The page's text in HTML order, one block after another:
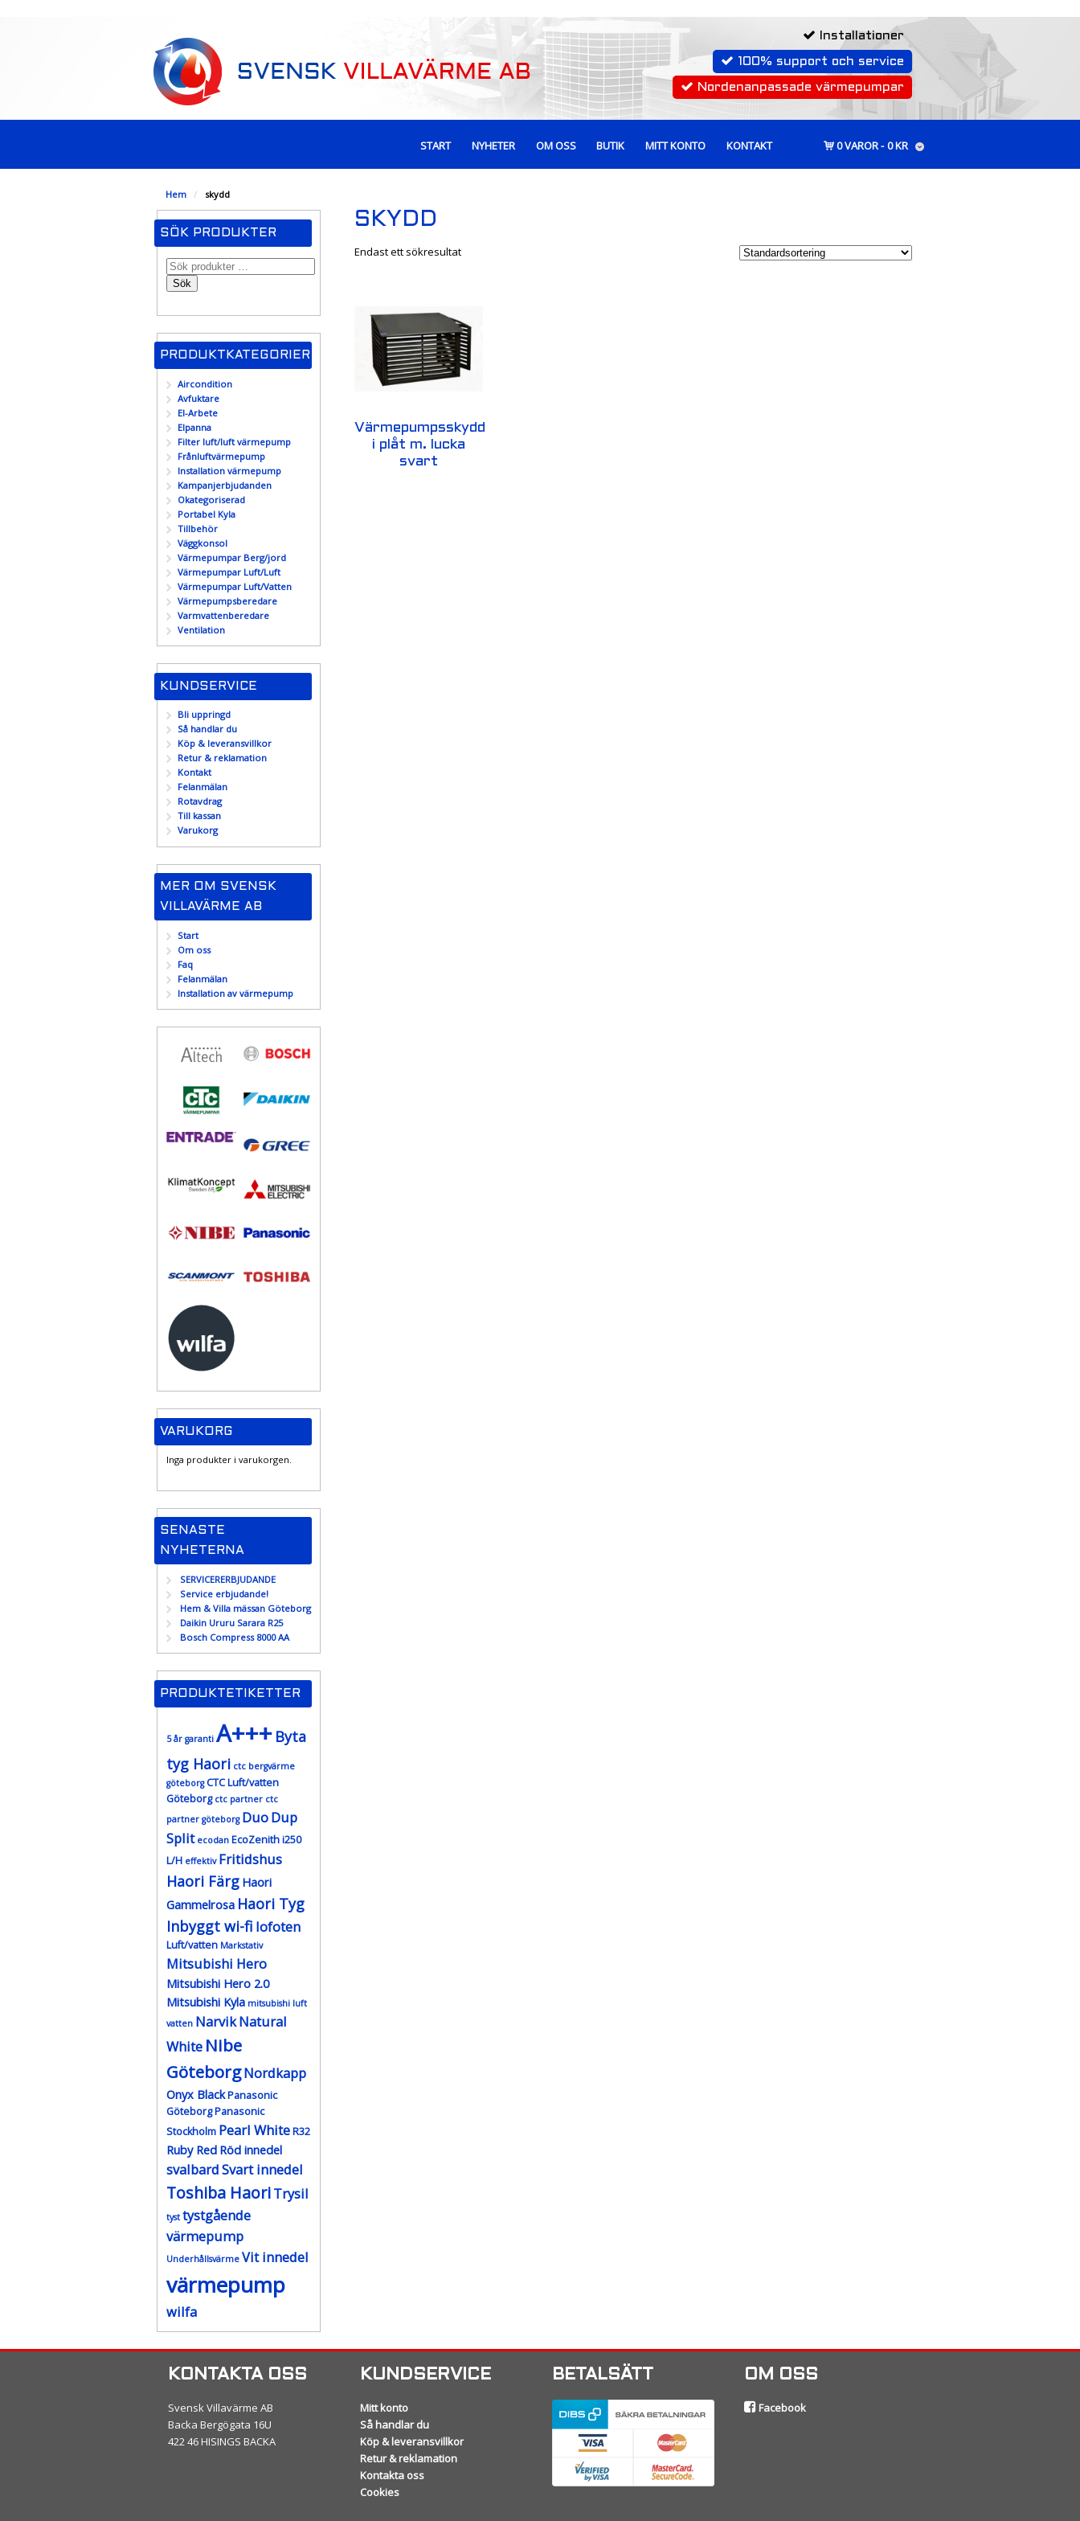
Installationer
100% support och service
Nordenanpassade värmepumpar
START NYHETER OM OSS BUTIK MITT KONTO KONTAKT 0 VAROR 0 KR
Hem / skydd
SKYDD
Endast ett sökresultat
Värmepumpsskydd
i plåt m. lucka
svart
SÖK PRODUKTER
Sök
PRODUKTKATEGORIER
Aircondition
Avfuktare
El-Arbete
Elpanna
Filter luft/luft värmepump
Frånluftvärmepump
Installation värmepump
Kampanjerbjudanden
Okategoriserad
Portabel Kyla
Tillbehör
Väggkonsol
Värmepumpar Berg/jord
Värmepumpar Luft/Luft
Värmepumpar Luft/Vatten
Värmepumpsberedare
Varmvattenberedare
Ventilation
KUNDSERVICE
Bli uppringd
Så handlar du
Köp & leveransvillkor
Retur & reklamation
Kontakt
Felanmälan
Rotavdrag
Till kassan
Varukorg
MER OM SVENSK
VILLAVÄRME AB
Start
Om oss
Faq
Felanmälan
Installation av värmepump
VARUKORG
Inga produkter i varukorgen.
SENASTE
NYHETERNA
SERVICERERBJUDANDE
Service erbjudande!
Hem & Villa mässan Göteborg
Daikin Ururu Sarara R25
Bosch Compress 8000 AA
PRODUKTETIKETTER
5 år garanti A+++ Byta
tyg Haori ctc bergvärme
göteborg CTC Luft/vatten
Göteborg ctc partner ctc
partner göteborg DuoDup
Split ecodan EcoZenith i250
L/H effektiv Fritidshus
Haori Färg Haori
Gammelrosa Haori Tyg
Inbyggt wi-fi lofoten
Luft/vatten Markstativ
Mitsubishi Hero
Mitsubishi Hero 2.0
Mitsubishi Kyla mitsubishi luft
vatten NarvikNatural
White Nibe
GöteborgNordkapp
Onyx Black Panasonic
Göteborg Panasonic
Stockholm Pearl White R32
Ruby Red Röd innedel
svalbardSvart innedel
Toshiba HaoriTrysil
tyst tystgående
värmepump
Underhållsvärme Vit innedel
värmepump
wilfa
KONTAKTA OSS
Svensk Villavärme AB
Backa Bergögata 16U
422 46 HISINGS BACKA
KUNDSERVICE
Mitt konto
Så handlar du
Köp & leveransvillkor
Retur & reklamation
Kontakta oss
Cookies
BETALSÄTT OM OSS
Facebook